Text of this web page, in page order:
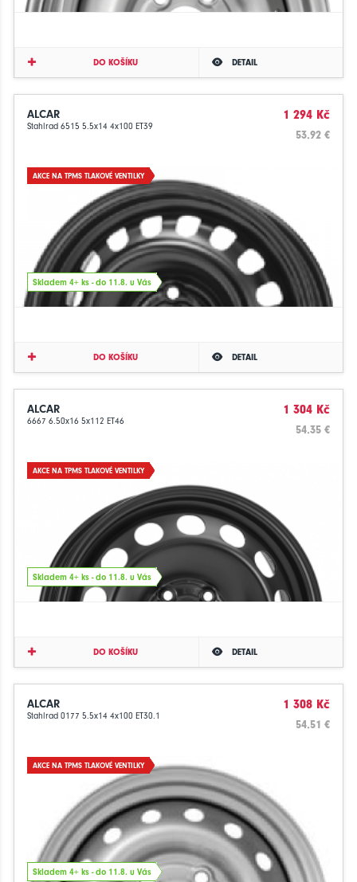
DO KOŠÍKU DETAIL
ALCAR
Stahlrad 6515 5.5x14 4x100 ET39
1 294 Kč
53.92 €
AKCE NA TPMS TLAKOVÉ VENTILKY
Skladem 4+ ks - do 11.8. u Vás
DO KOŠÍKU DETAIL
ALCAR
6667 6.50x16 5x112 ET46
1 304 Kč
54.35 €
AKCE NA TPMS TLAKOVÉ VENTILKY
Skladem 4+ ks - do 11.8. u Vás
DO KOŠÍKU DETAIL
ALCAR
Stahlrad 0177 5.5x14 4x100 ET30.1
1 308 Kč
54.51 €
AKCE NA TPMS TLAKOVÉ VENTILKY
Skladem 4+ ks - do 11.8. u Vás